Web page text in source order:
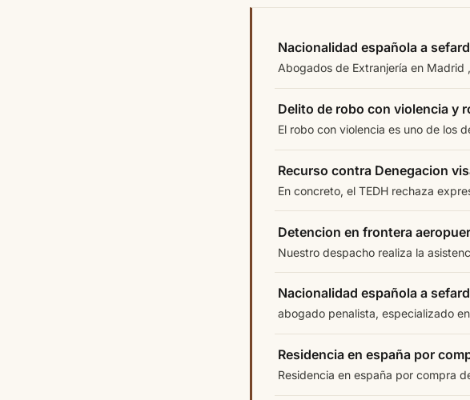
Nacionalidad española a
Abogados de Extranjería en
Delito de robo con violencia y
El robo con violencia es uno de los
Recurso contra Denegacion
En concreto, el TEDH rechaza
Detencion en frontera
Nuestro despacho realiza la
Nacionalidad española a
abogado penalista, especializado
Residencia en españa por
Residencia en españa por compra